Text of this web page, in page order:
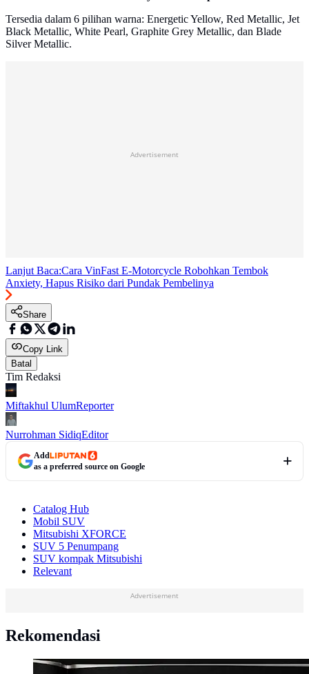
Tersedia dalam 6 pilihan warna: Energetic Yellow, Red Metallic, Jet
Black Metallic, White Pearl, Graphite Grey Metallic, dan Blade
Silver Metallic.
Advertisement
Lanjut Baca:Cara VinFast E-Motorcycle Robohkan Tembok
Anxiety, Hapus Risiko dari Pundak Pembelinya
Share
Copy Link
Batal
Tim Redaksi
Miftakhul UlumReporter
Nurrohman SidiqEditor
Add
as a preferred source on Google
Catalog Hub
Mobil SUV
Mitsubishi XFORCE
SUV 5 Penumpang
SUV kompak Mitsubishi
Relevant
Advertisement
Rekomendasi